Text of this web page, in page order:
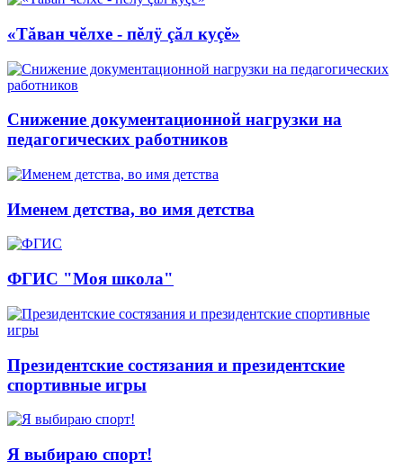
«Тăван чĕлхе - пĕлÿ çăл куçĕ»
Снижение документационной нагрузки на
педагогических работников
Именем детства, во имя детства
ФГИС "Моя школа"
Президентские состязания и президентские
спортивные игры
Я выбираю спорт!